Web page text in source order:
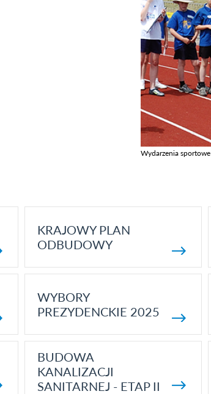
Wydarzenia sportowe
KRAJOWY PLAN
ODBUDOWY
WYBORY
PREZYDENCKIE 2025
BUDOWA
KANALIZACJI
SANITARNEJ - ETAP II